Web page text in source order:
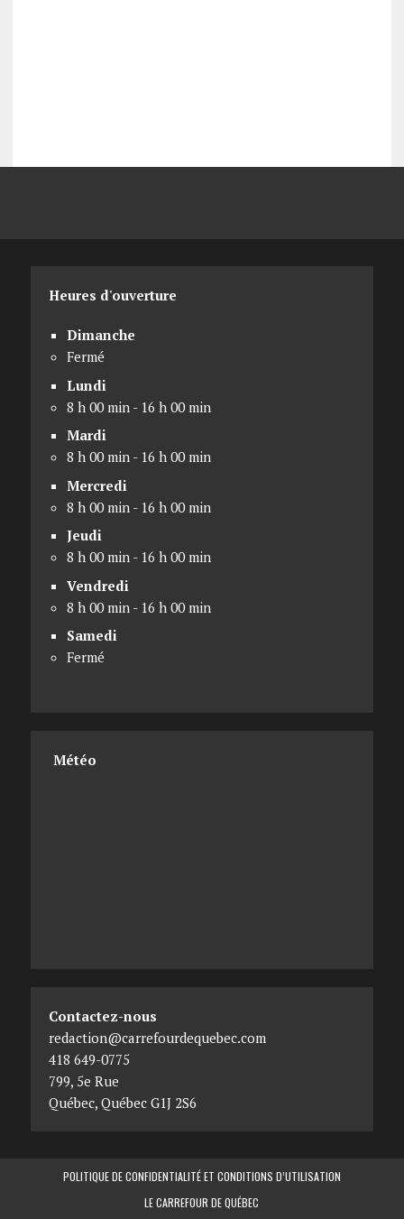
Heures d'ouverture
Dimanche
Fermé
Lundi
8 h 00 min - 16 h 00 min
Mardi
8 h 00 min - 16 h 00 min
Mercredi
8 h 00 min - 16 h 00 min
Jeudi
8 h 00 min - 16 h 00 min
Vendredi
8 h 00 min - 16 h 00 min
Samedi
Fermé
Météo
Contactez-nous
redaction@carrefourdequebec.com
418 649-0775
799, 5e Rue
Québec, Québec G1J 2S6
POLITIQUE DE CONFIDENTIALITÉ ET CONDITIONS D’UTILISATION
LE CARREFOUR DE QUÉBEC